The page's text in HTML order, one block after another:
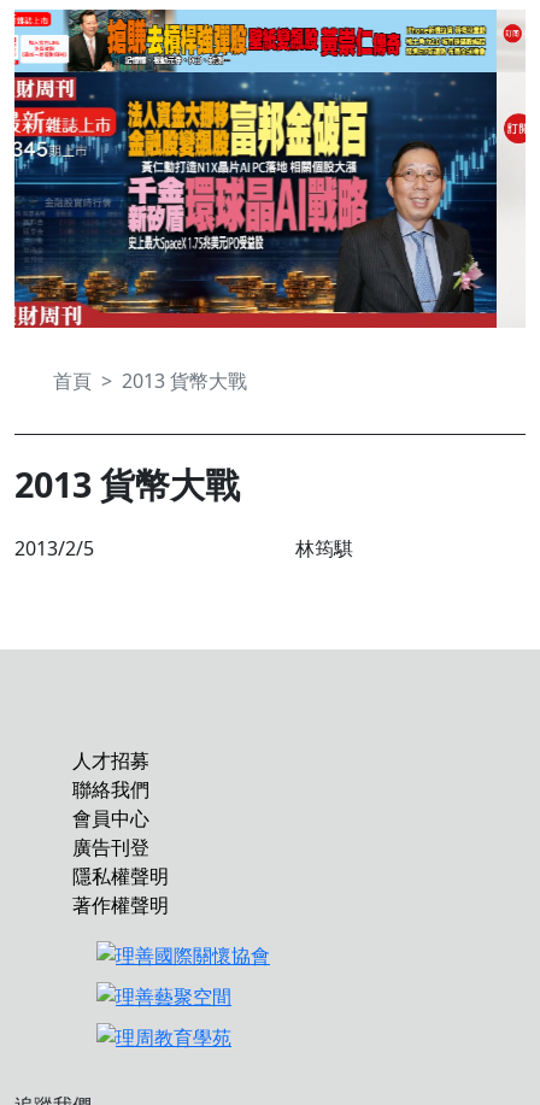
首頁 2013 貨幣大戰
2013 貨幣大戰
2013/2/5 林筠騏
人才招募
聯絡我們
會員中心
廣告刊登
隱私權聲明
著作權聲明